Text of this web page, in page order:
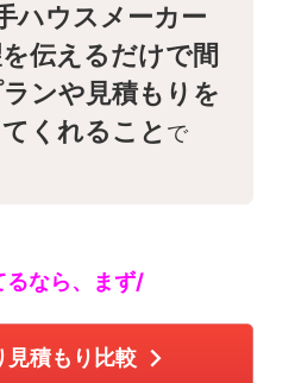
ハウスメーカー
伝えるだけで間
ンや見積もりを
くれること で
るなら、まず/
見積もり比較